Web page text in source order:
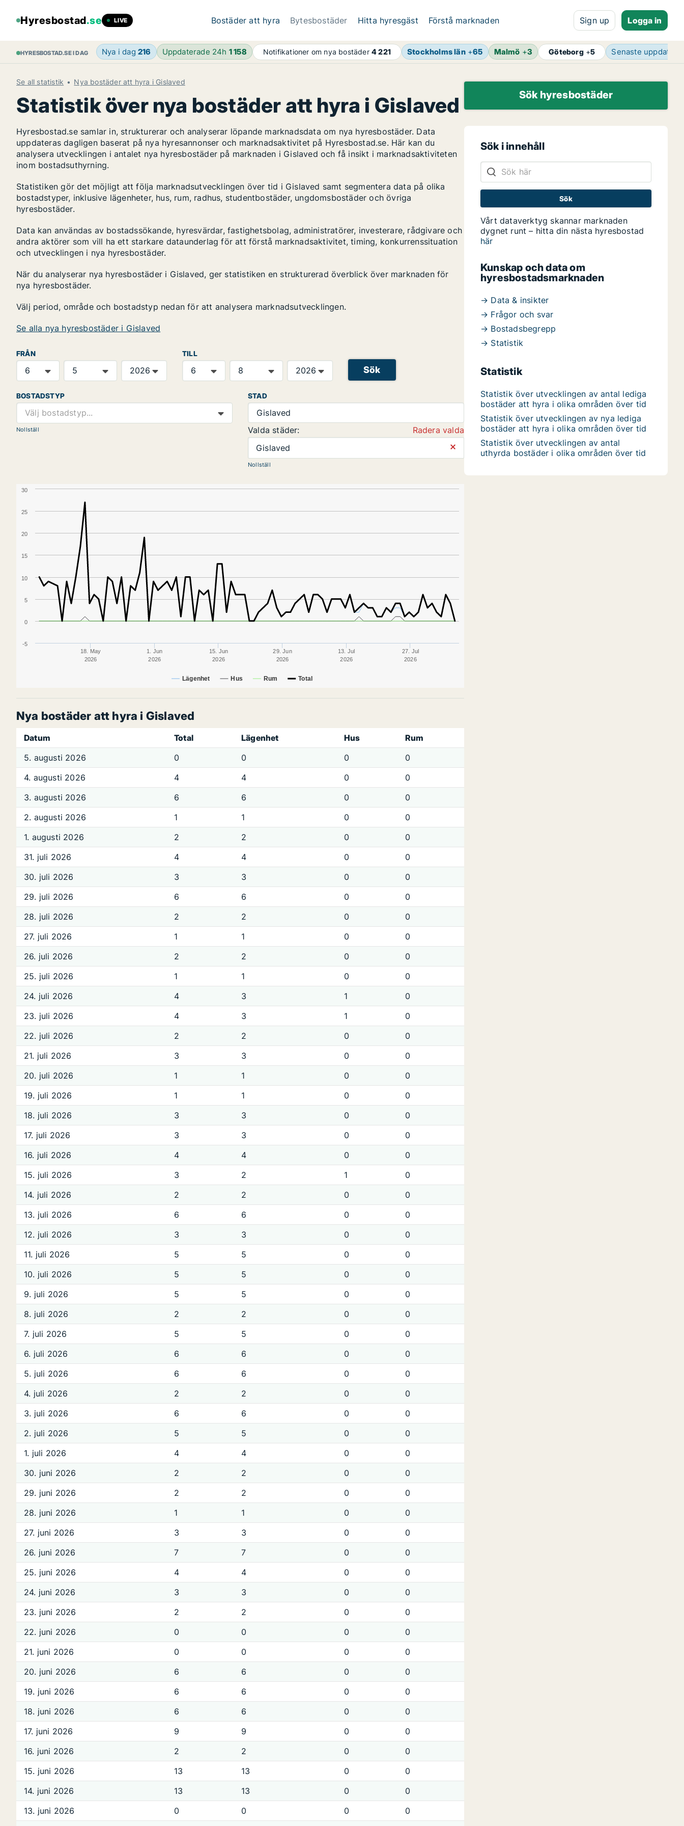
Hyresbostad.se LIVE Bostäder att hyra Bytesbostäder Hitta hyresgäst Förstå marknaden Sign up Logga in
HYRESBOSTAD.SE I DAG Nya i dag 216 Uppdaterade 24h 1 158 Notifikationer om nya bostäder4 221 Stockholms län+65 Malmö +3 Göteborg+5 Senaste
Se all statistik Nya bostäder att hyra i Gislaved
Statistik över nya bostäder att hyra i Gislaved
Hyresbostad.se samlar in, strukturerar och analyserar löpande marknadsdata om nya hyresbostäder. Data
uppdateras dagligen baserat på nya hyresannonser och marknadsaktivitet på Hyresbostad.se. Här kan du
analysera utvecklingen i antalet nya hyresbostäder på marknaden i Gislaved och få insikt i marknadsaktiviteten
inom bostadsuthyrning.
Statistiken gör det möjligt att följa marknadsutvecklingen över tid i Gislaved samt segmentera data på olika
bostadstyper, inklusive lägenheter, hus, rum, radhus, studentbostäder, ungdomsbostäder och övriga
hyresbostäder.
Data kan användas av bostadssökande, hyresvärdar, fastighetsbolag, administratörer, investerare, rådgivare och
andra aktörer som vill ha ett starkare dataunderlag för att förstå marknadsaktivitet, timing, konkurrenssituation
och utvecklingen i nya hyresbostäder.
När du analyserar nya hyresbostäder i Gislaved, ger statistiken en strukturerad överblick över marknaden för
nya hyresbostäder.
Välj period, område och bostadstyp nedan för att analysera marknadsutvecklingen.
Se alla nya hyresbostäder i Gislaved
FRÅN TILL
Sök
BOSTADSTYP
Välj bostadstyp...
Nollställ
STAD
Gislaved
Valda städer:
Radera valda
Gislaved
⨯
Nollställ
Lägenhet Hus Rum Total
18. May
2026
1. Jun
2026
15. Jun
2026
29. Jun
2026
13. Jul
2026
27. Jul
2026
-5
0
5
10
15
20
25
30
Nya bostäder att hyra i Gislaved
Datum Total Lägenhet Hus
Rum
5. augusti 2026
0 0 0
0
4. augusti 2026
4 4 0
0
3. augusti 2026
6 6 0
0
2. augusti 2026
1 1 0
0
1. augusti 2026
2 2 0
0
31. juli 2026
4 4 0
0
30. juli 2026
3 3 0
0
29. juli 2026
6 6 0
0
28. juli 2026
2 2 0
0
27. juli 2026
1 1 0
0
26. juli 2026
2 2 0
0
25. juli 2026
1 1 0
0
24. juli 2026
4 3 1
0
23. juli 2026
4 3 1
0
22. juli 2026
2 2 0
0
21. juli 2026
3 3 0
0
20. juli 2026
1 1 0
0
19. juli 2026
1 1 0
0
18. juli 2026
3 3 0
0
17. juli 2026
3 3 0
0
16. juli 2026
4 4 0
0
15. juli 2026
3 2 1
0
14. juli 2026
2 2 0
0
13. juli 2026
6 6 0
0
12. juli 2026
3 3 0
0
11. juli 2026
5 5 0
0
10. juli 2026
5 5 0
0
9. juli 2026
5 5 0
0
8. juli 2026
2 2 0
0
7. juli 2026
5 5 0
0
6. juli 2026
6 6 0
0
5. juli 2026
6 6 0
0
4. juli 2026
2 2 0
0
3. juli 2026
6 6 0
0
2. juli 2026
5 5 0
0
1. juli 2026
4 4 0
0
30. juni 2026
2 2 0
0
29. juni 2026
2 2 0
0
28. juni 2026
1 1 0
0
27. juni 2026
3 3 0
0
26. juni 2026
7 7 0
0
25. juni 2026
4 4 0
0
24. juni 2026
3 3 0
0
23. juni 2026
2 2 0
0
22. juni 2026
0 0 0
0
21. juni 2026
0 0 0
0
20. juni 2026
6 6 0
0
19. juni 2026
6 6 0
0
18. juni 2026
6 6 0
0
17. juni 2026
9 9 0
0
16. juni 2026
2 2 0
0
15. juni 2026
13 13 0
0
14. juni 2026
13 13 0
0
13. juni 2026
0 0 0
0
Sök hyresbostäder
Sök i innehåll
Vårt dataverktyg skannar marknaden
dygnet runt – hitta din nästa hyresbostad
här
Kunskap och data om
hyresbostadsmarknaden
→ Data & insikter
→ Frågor och svar
→ Bostadsbegrepp
→ Statistik
Statistik
Statistik över utvecklingen av antal lediga
bostäder att hyra i olika områden över tid
Statistik över utvecklingen av nya lediga
bostäder att hyra i olika områden över tid
Statistik över utvecklingen av antal
uthyrda bostäder i olika områden över tid